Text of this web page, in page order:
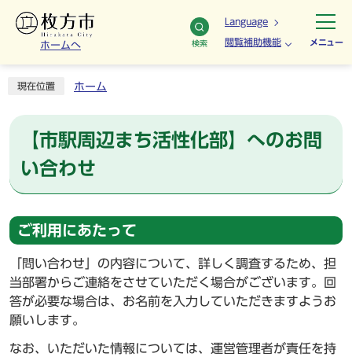
ホームへ 検索
Language
閲覧補助機能 メニュー
現在位置 ホーム
【市駅周辺まち活性化部】へのお問
い合わせ
ご利用にあたって
「問い合わせ」の内容について、詳しく調査するため、担
当部署からご連絡をさせていただく場合がございます。回
答が必要な場合は、お名前を入力していただきますようお
願いします。
なお、いただいた情報については、運営管理者が責任を持